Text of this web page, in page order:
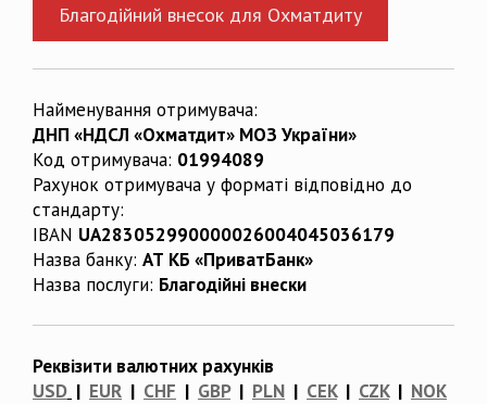
Благодійний внесок для Охматдиту
Найменування отримувача:
ДНП «НДСЛ «Охматдит» МОЗ України»
Код отримувача: 01994089
Рахунок отримувача у форматі відповідно до
стандарту:
IBAN UA283052990000026004045036179
Назва банку: АТ КБ «ПриватБанк»
Назва послуги: Благодійні внески
Реквізити валютних рахунків
USD | EUR | CHF | GBP| PLN | CEK| CZK| NOK